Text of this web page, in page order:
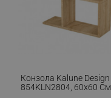
Конзола Kalune Design
854KLN2804, 60х60